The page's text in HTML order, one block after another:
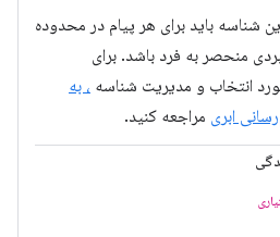
شناسه باید برای هر پیام در محدوده
منحصر به فرد باشد. برای
انتخاب و مدیریت شناسه ، به
ابری مراجعه کنید.